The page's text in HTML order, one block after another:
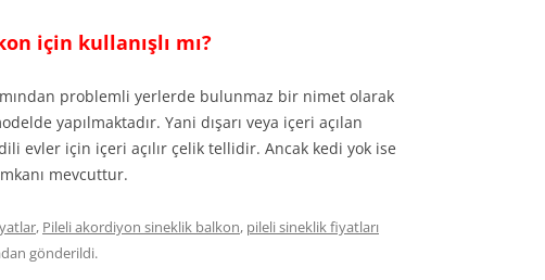
için kullanışlı mı?
problemli yerlerde bulunmaz bir nimet olarak
yapılmaktadır. Yani dışarı veya içeri açılan
evler için içeri açılır çelik tellidir. Ancak kedi yok ise
mevcuttur.
, Pileli akordiyon sineklik balkon, pileli sineklik fiyatları
gönderildi.